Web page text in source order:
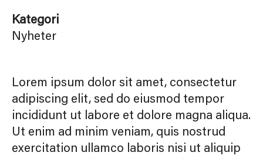
Kategori
Nyheter
Lorem ipsum dolor sit amet, consectetur
adipiscing elit, sed do eiusmod tempor
incididunt ut labore et dolore magna aliqua.
Ut enim ad minim veniam, quis nostrud
exercitation ullamco laboris nisi ut aliquip